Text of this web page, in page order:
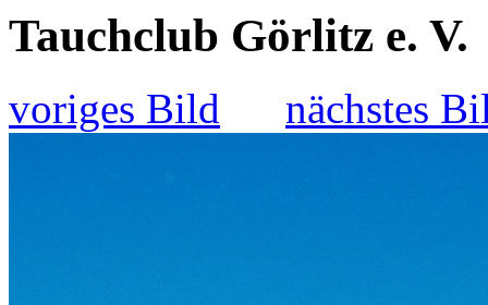
Tauchclub Görlitz e. V.
voriges Bild nächstes